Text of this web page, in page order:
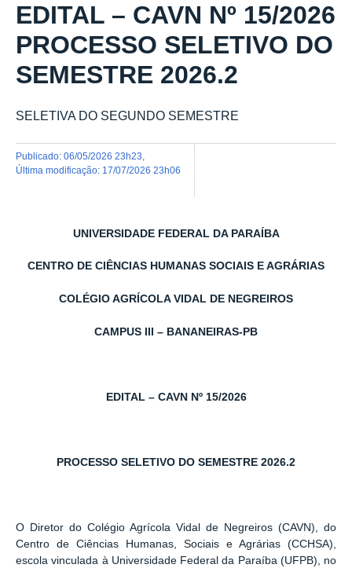
EDITAL – CAVN Nº 15/2026
PROCESSO SELETIVO DO
SEMESTRE 2026.2
SELETIVA DO SEGUNDO SEMESTRE
publicado: 06/05/2026 23h23
última modificação: 17/07/2026 23h06
UNIVERSIDADE FEDERAL DA PARAÍBA
CENTRO DE CIÊNCIAS HUMANAS SOCIAIS E AGRÁRIAS
COLÉGIO AGRÍCOLA VIDAL DE NEGREIROS
CAMPUS III – BANANEIRAS-PB
EDITAL – CAVN Nº 15/2026
PROCESSO SELETIVO DO SEMESTRE 2026.2
O Diretor do Colégio Agrícola Vidal de Negreiros (CAVN), do
Centro de Ciências Humanas, Sociais e Agrárias (CCHSA),
escola vinculada à Universidade Federal da Paraíba (UFPB), no